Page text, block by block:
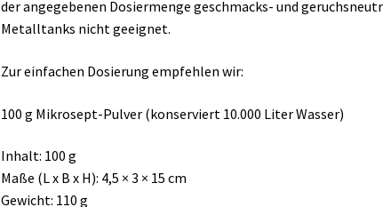
der angegebenen Dosiermenge geschmacks- und
Metalltanks nicht geeignet.
Zur einfachen Dosierung empfehlen wir:
100 g Mikrosept-Pulver (konserviert 10.000 Liter Wasser)
Inhalt: 100 g
Maße (L x B x H): 4,5 × 3 × 15 cm
Gewicht: 110 g